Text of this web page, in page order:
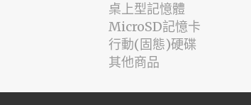
桌上型記憶體
MicroSD記憶卡
行動(固態)硬碟
其他商品